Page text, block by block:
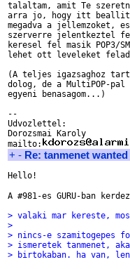
talaltam, amit Te
arra jo, hogy itt
megadva a jellemzoket,
szerverre jelentkeztel
keresel fel masik POP3/
lehet ott leveleket
(A teljes igazsaghoz
dolog, de a MultiPOP-
egyeni benasagom...)
--
Udvozlettel:
Dorozsmai Karoly
mailto:
+ - Re: tanmenet wanted
Hello!
A #981-es GURU-ban
> valaki mar kereste,
>
> nincs-e szamitogepes
> ismeretek tanmenet,
> birtokaban. ha van,